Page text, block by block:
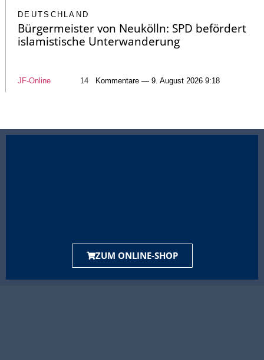
DEUTSCHLAND
Bürgermeister von Neukölln: SPD befördert
islamistische Unterwanderung
JF-Online 14 Kommentare — 9. August 2026 9:18
ZUM ONLINE-SHOP